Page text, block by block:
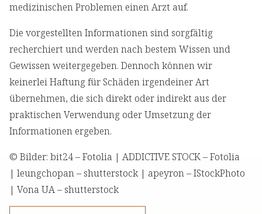
medizinischen Problemen einen Arzt auf.
Die vorgestellten Informationen sind sorgfältig
recherchiert und werden nach bestem Wissen und
Gewissen weitergegeben. Dennoch können wir
keinerlei Haftung für Schäden irgendeiner Art
übernehmen, die sich direkt oder indirekt aus der
praktischen Verwendung oder Umsetzung der
Informationen ergeben.
© Bilder: bit24 – Fotolia | ADDICTIVE STOCK – Fotolia
| leungchopan – shutterstock | apeyron – IStockPhoto
| Vona UA – shutterstock